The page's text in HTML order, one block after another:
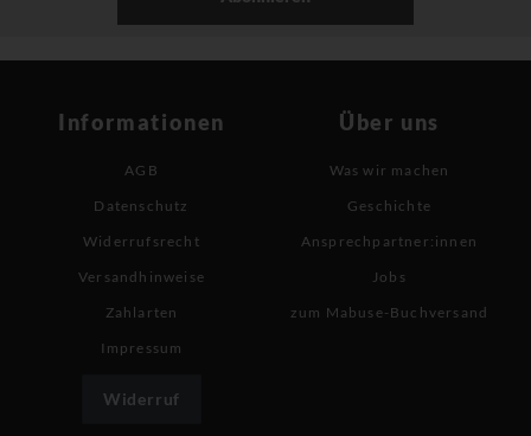
Informationen
AGB
Datenschutz
Widerrufsrecht
Versandhinweise
Zahlarten
Impressum
Widerruf
Über uns
Was wir machen
Geschichte
Ansprechpartner:innen
Jobs
zum Mabuse-Buchversand